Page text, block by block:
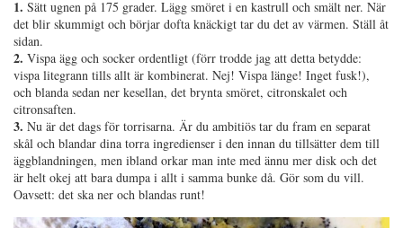
1. Sätt ugnen på 175 grader. Lägg smöret i en kastrull och smält ner. När
det blir skummigt och börjar dofta knäckigt tar du det av värmen. Ställ åt
sidan.
2. Vispa ägg och socker ordentligt (förr trodde jag att detta betydde:
vispa litegrann tills allt är kombinerat. Nej! Vispa länge! Inget fusk!),
och blanda sedan ner kesellan, det brynta smöret, citronskalet och
citronsaften.
3. Nu är det dags för torrisarna. Är du ambitiös tar du fram en separat
skål och blandar dina torra ingredienser i den innan du tillsätter dem till
äggblandningen, men ibland orkar man inte med ännu mer disk och det
är helt okej att bara dumpa i allt i samma bunke då. Gör som du vill.
Oavsett: det ska ner och blandas runt!